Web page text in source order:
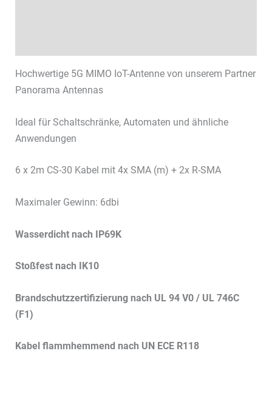
Hochwertige 5G MIMO IoT-Antenne von unserem Partner
Panorama Antennas
Ideal für Schaltschränke, Automaten und ähnliche
Anwendungen
6 x 2m CS-30 Kabel mit 4x SMA (m) + 2x R-SMA
Maximaler Gewinn: 6dbi
Wasserdicht nach IP69K
Stoßfest nach IK10
Brandschutzzertifizierung nach UL 94 V0 / UL 746C
(F1)
Kabel flammhemmend nach UN ECE R118